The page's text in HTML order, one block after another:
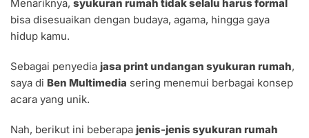
Menariknya, syukuran rumah tidak selalu harus formal
bisa disesuaikan dengan budaya, agama, hingga gaya
hidup kamu.
Sebagai penyedia jasa print undangan syukuran rumah,
saya di Ben Multimedia sering menemui berbagai konsep
acara yang unik.
Nah, berikut ini beberapa jenis-jenis syukuran rumah